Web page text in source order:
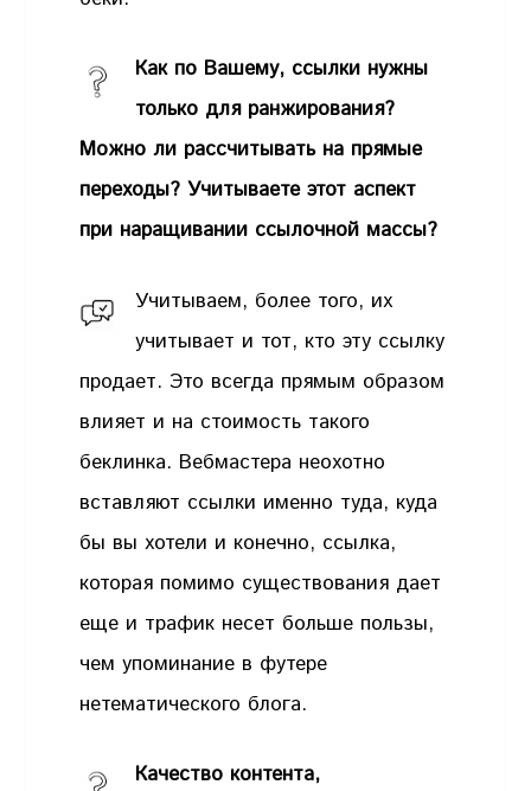
Как по Вашему, ссылки нужны
только для ранжирования?
Можно ли рассчитывать на прямые
переходы? Учитываете этот аспект
при наращивании ссылочной массы?
Учитываем, более того, их
учитывает и тот, кто эту ссылку
продает. Это всегда прямым образом
влияет и на стоимость такого
беклинка. Вебмастера неохотно
вставляют ссылки именно туда, куда
бы вы хотели и конечно, ссылка,
которая помимо существования дает
еще и трафик несет больше пользы,
чем упоминание в футере
нетематического блога.
Качество контента,